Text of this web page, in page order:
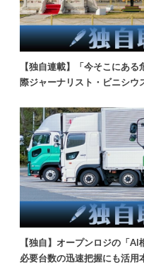
【独自連載】「今そこにあ
際ジャーナリスト・ビニシウ
【独自】オープンロジの「
必要台数の迅速把握にも活用